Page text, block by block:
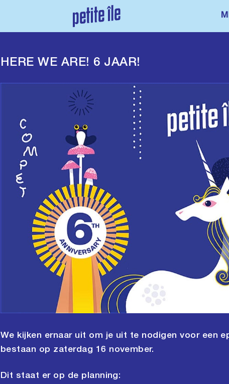
HERE WE ARE! 6 JAAR!
We kijken ernaar uit om je uit te nodigen voor een
bestaan op zaterdag 16 november.
Dit staat er op de planning: